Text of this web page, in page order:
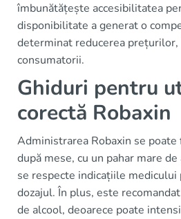
îmbunătățește accesibilitatea
disponibilitate a generat o
determinat reducerea
consumatorii.
Ghiduri pentru
corectă Robaxin
Administrarea Robaxin se poate
după mese, cu un pahar mare
se respecte indicațiile
dozajul. În plus, este
de alcool, deoarece poate